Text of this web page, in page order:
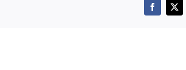
Facebook
X